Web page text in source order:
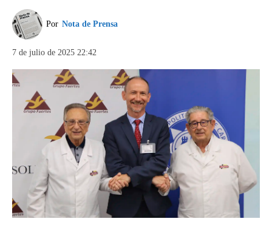
Por Nota de Prensa
7 de julio de 2025 22:42